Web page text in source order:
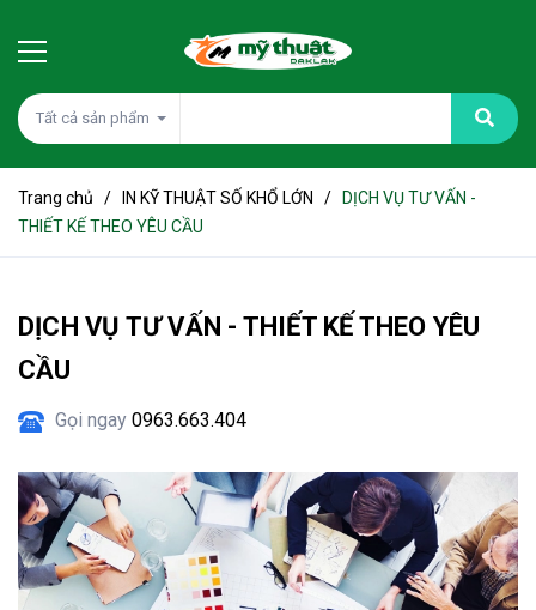
Tất cả sản phẩm
Trang chủ / IN KỸ THUẬT SỐ KHỔ LỚN /
DỊCH VỤ TƯ VẤN -
THIẾT KẾ THEO YÊU CẦU
DỊCH VỤ TƯ VẤN - THIẾT KẾ THEO YÊU
CẦU
Gọi ngay 0963.663.404